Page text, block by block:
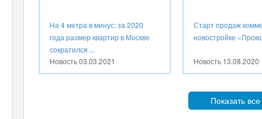
На 4 метра в минус: за 2020
года размер квартир в Москве
сократился ...
Новость03.03.2021
Старт продаж
новостройке
Новость 13.08.2020
Показать